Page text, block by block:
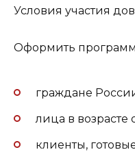
Условия участия
Оформить
граждане
лица в возрасте
клиенты,